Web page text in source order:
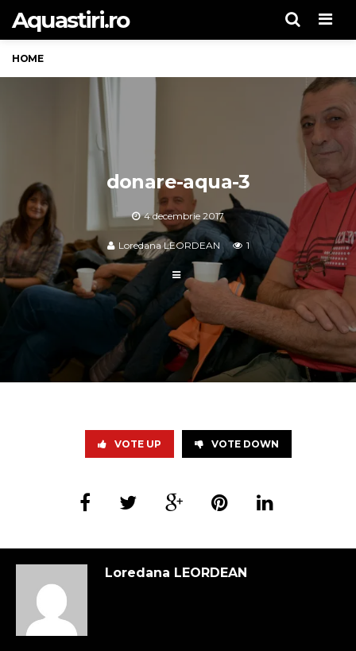
Aquastiri.ro
HOME
donare-aqua-3
4 decembrie 2017
Loredana LEORDEAN 1
VOTE UP VOTE DOWN
Loredana LEORDEAN